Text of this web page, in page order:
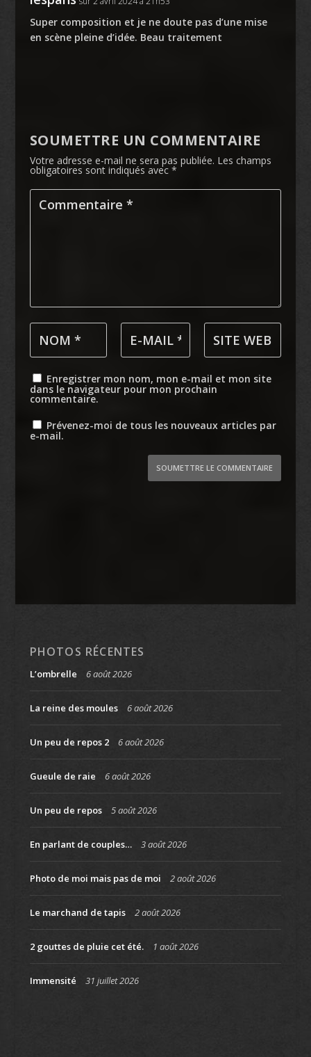
Super composition et je ne doute pas d’une mise
en scène pleine d’idée. Beau traitement
SOUMETTRE UN COMMENTAIRE
Votre adresse e-mail ne sera pas publiée. Les champs
obligatoires sont indiqués avec *
Enregistrer mon nom, mon e-mail et mon site
dans le navigateur pour mon prochain
commentaire.
Prévenez-moi de tous les nouveaux articles par
e-mail.
SOUMETTRE LE COMMENTAIRE
PHOTOS RÉCENTES
L’ombrelle 6 août 2026
La reine des moules 6 août 2026
Un peu de repos 2 6 août 2026
Gueule de raie 6 août 2026
Un peu de repos 5 août 2026
En parlant de couples… 3 août 2026
Photo de moi mais pas de moi 2 août 2026
Le marchand de tapis 2 août 2026
2 gouttes de pluie cet été. 1 août 2026
Immensité 31 juillet 2026